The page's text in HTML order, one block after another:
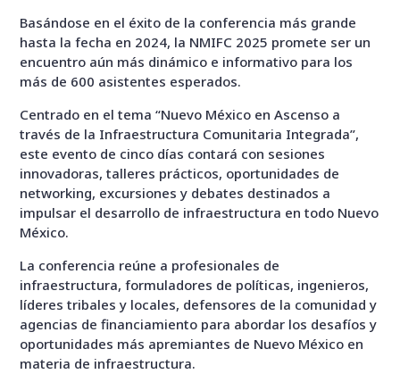
Basándose en el éxito de la conferencia más grande
hasta la fecha en 2024, la NMIFC 2025 promete ser un
encuentro aún más dinámico e informativo para los
más de 600 asistentes esperados.
Centrado en el tema “Nuevo México en Ascenso a
través de la Infraestructura Comunitaria Integrada”,
este evento de cinco días contará con sesiones
innovadoras, talleres prácticos, oportunidades de
networking, excursiones y debates destinados a
impulsar el desarrollo de infraestructura en todo Nuevo
México.
La conferencia reúne a profesionales de
infraestructura, formuladores de políticas, ingenieros,
líderes tribales y locales, defensores de la comunidad y
agencias de financiamiento para abordar los desafíos y
oportunidades más apremiantes de Nuevo México en
materia de infraestructura.